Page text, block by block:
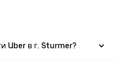
Uber в г. Sturmer?